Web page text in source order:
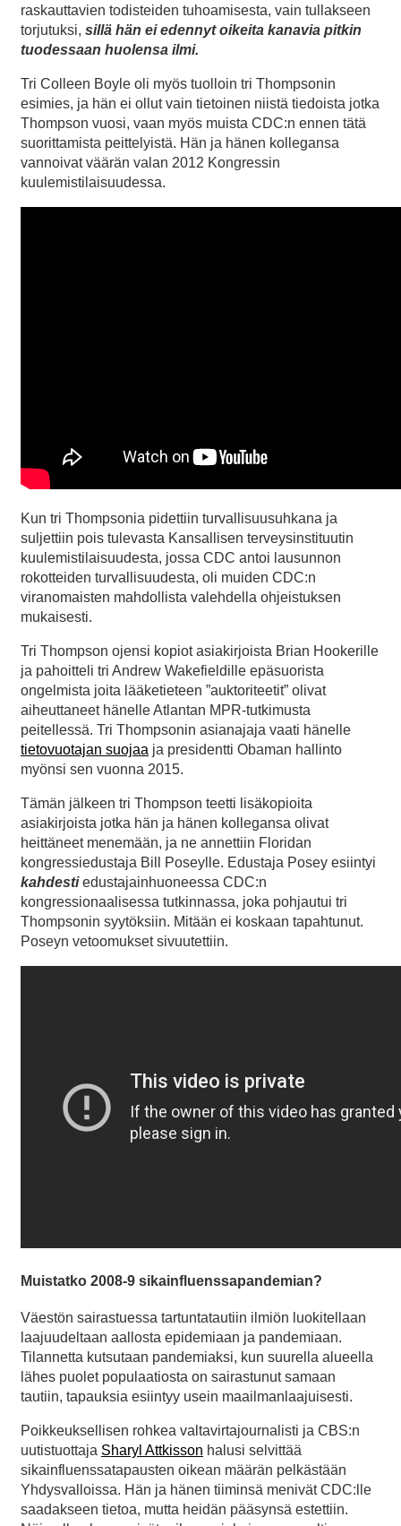
raskauttavien todisteiden tuhoamisesta, vain tullakseen
torjutuksi, sillä hän ei edennyt oikeita kanavia pitkin
tuodessaan huolensa ilmi.
Tri Colleen Boyle oli myös tuolloin tri Thompsonin
esimies, ja hän ei ollut vain tietoinen niistä tiedoista jotka
Thompson vuosi, vaan myös muista CDC:n ennen tätä
suorittamista peittelyistä. Hän ja hänen kollegansa
vannoivat väärän valan 2012 Kongressin
kuulemistilaisuudessa.
Kun tri Thompsonia pidettiin turvallisuusuhkana ja
suljettiin pois tulevasta Kansallisen terveysinstituutin
kuulemistilaisuudesta, jossa CDC antoi lausunnon
rokotteiden turvallisuudesta, oli muiden CDC:n
viranomaisten mahdollista valehdella ohjeistuksen
mukaisesti.
Tri Thompson ojensi kopiot asiakirjoista Brian Hookerille
ja pahoitteli tri Andrew Wakefieldille epäsuorista
ongelmista joita lääketieteen ”auktoriteetit” olivat
aiheuttaneet hänelle Atlantan MPR-tutkimusta
peitellessä. Tri Thompsonin asianajaja vaati hänelle
tietovuotajan suojaa ja presidentti Obaman hallinto
myönsi sen vuonna 2015.
Tämän jälkeen tri Thompson teetti lisäkopioita
asiakirjoista jotka hän ja hänen kollegansa olivat
heittäneet menemään, ja ne annettiin Floridan
kongressiedustaja Bill Poseylle. Edustaja Posey esiintyi
kahdestiedustajainhuoneessa CDC:n
kongressionaalisessa tutkinnassa, joka pohjautui tri
Thompsonin syytöksiin. Mitään ei koskaan tapahtunut.
Poseyn vetoomukset sivuutettiin.
Muistatko 2008-9 sikainfluenssapandemian?
Väestön sairastuessa tartuntatautiin ilmiön luokitellaan
laajuudeltaan aallosta epidemiaan ja pandemiaan.
Tilannetta kutsutaan pandemiaksi, kun suurella alueella
lähes puolet populaatiosta on sairastunut samaan
tautiin, tapauksia esiintyy usein maailmanlaajuisesti.
Poikkeuksellisen rohkea valtavirtajournalisti ja CBS:n
uutistuottaja Sharyl Attkisson halusi selvittää
sikainfluenssatapausten oikean määrän pelkästään
Yhdysvalloissa. Hän ja hänen tiiminsä menivät CDC:lle
saadakseen tietoa, mutta heidän pääsynsä estettiin.